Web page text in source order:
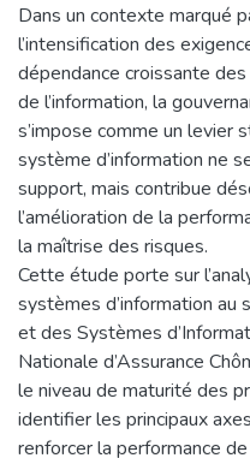
Dans un contexte marqué
l’intensification des
dépendance croissante
de l’information, la
s’impose comme un levier
système d’information ne
support, mais contribue
l’amélioration de la
la maîtrise des risques.
Cette étude porte sur
systèmes d’information au
et des Systèmes
Nationale d’Assurance
le niveau de maturité des
identifier les principaux
renforcer la performance